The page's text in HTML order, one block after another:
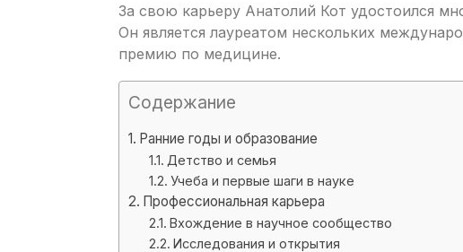
За свою карьеру Анатолий Кот удостоился
Он является лауреатом нескольких
премию по медицине.
Содержание
Ранние годы и образование
Детство и семья
Учеба и первые шаги в науке
Профессиональная карьера
Вхождение в научное сообщество
Исследования и открытия